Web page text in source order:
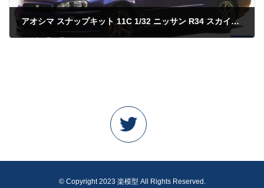
アオシマ スナップキット 11C 1/32 ニッサン R34 スカイライン GT-R ミッドナイトパープルIII
2023年6月11日
© Copyright 2023 楽模型 All Rights Reserved.